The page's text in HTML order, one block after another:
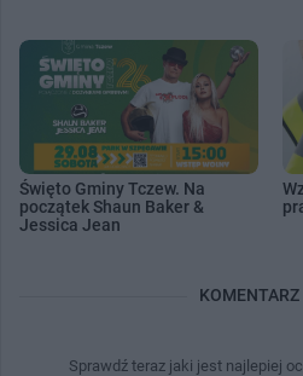
Święto Gminy Tczew. Na
początek Shaun Baker &
Jessica Jean
Sprawdź teraz jaki jest najlepiej